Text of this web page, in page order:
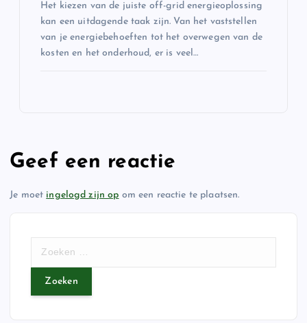
Het kiezen van de juiste off-grid energieoplossing
kan een uitdagende taak zijn. Van het vaststellen
van je energiebehoeften tot het overwegen van de
kosten en het onderhoud, er is veel…
Geef een reactie
Je moet ingelogd zijn op om een reactie te plaatsen.